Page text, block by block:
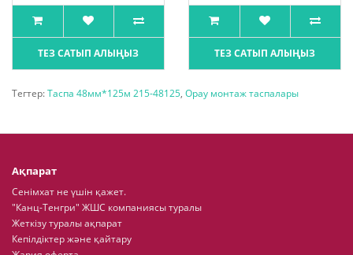
ТЕЗ САТЫП АЛЫҢЫЗ ТЕЗ САТЫП АЛЫҢЫЗ
Тегтер:Таспа 48мм*125м 215-48125, Орау монтаж таспалары
Ақпарат
Сенімхат не үшін қажет.
"Канц-Тенгри" ЖШС компаниясы туралы
Жеткізу туралы ақпарат
Кепілдіктер және қайтару